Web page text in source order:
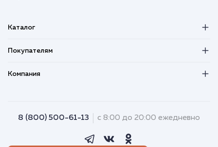
Каталог
Покупателям
Компания
8 (800) 500-61-13 с 8:00 до 20:00 ежедневно